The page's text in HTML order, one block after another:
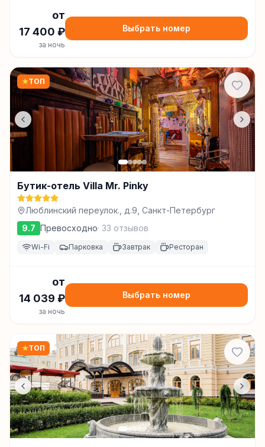
от
17 400 ₽
за ночь
Выбрать номер
★ТОП
Бутик-отель Villa Mr. Pinky
Люблинский переулок., д.9, Санкт-Петербург
9.7 Превосходно· 33 отзывов
Wi-Fi Парковка Завтрак Ресторан
от
14 039 ₽
за ночь
Выбрать номер
★ТОП